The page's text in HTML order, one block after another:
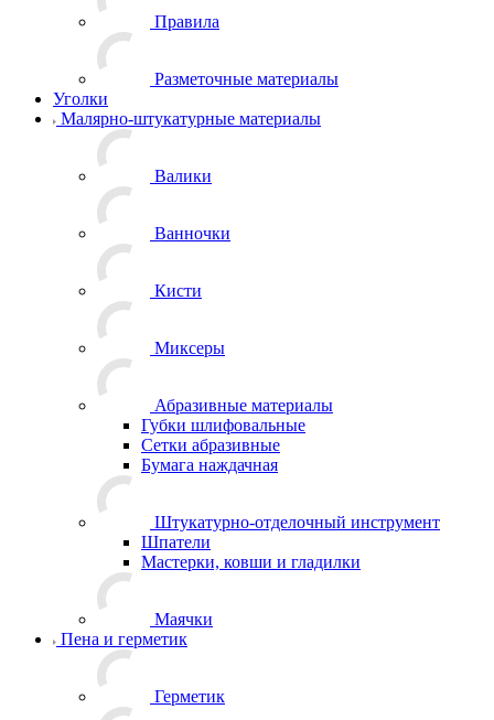
Правила
Разметочные материалы
Уголки
Малярно-штукатурные материалы
Валики
Ванночки
Кисти
Миксеры
Абразивные материалы
Губки шлифовальные
Сетки абразивные
Бумага наждачная
Штукатурно-отделочный инструмент
Шпатели
Мастерки, ковши и гладилки
Маячки
Пена и герметик
Герметик